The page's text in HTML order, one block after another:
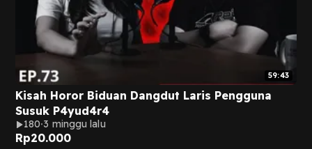
59:43
Kisah Horor Biduan Dangdut Laris Pengguna
Susuk P4yud4r4
180 3 minggu lalu
Rp20.000